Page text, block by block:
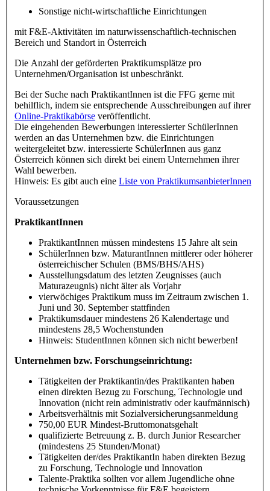
Sonstige nicht-wirtschaftliche Einrichtungen
mit F&E-Aktivitäten im naturwissenschaftlich-technischen
Bereich und Standort in Österreich
Die Anzahl der geförderten Praktikumsplätze pro
Unternehmen/Organisation ist unbeschränkt.
Bei der Suche nach PraktikantInnen ist die FFG gerne mit
behilflich, indem sie entsprechende Ausschreibungen auf ihrer
Online-Praktikabörse veröffentlicht.
Die eingehenden Bewerbungen interessierter SchülerInnen
werden an das Unternehmen bzw. die Einrichtungen
weitergeleitet bzw. interessierte SchülerInnen aus ganz
Österreich können sich direkt bei einem Unternehmen ihrer
Wahl bewerben.
Hinweis: Es gibt auch eine Liste von PraktikumsanbieterInnen
Voraussetzungen
PraktikantInnen
PraktikantInnen müssen mindestens 15 Jahre alt sein
SchülerInnen bzw. MaturantInnen mittlerer oder höherer
österreichischer Schulen (BMS/BHS/AHS)
Ausstellungsdatum des letzten Zeugnisses (auch
Maturazeugnis) nicht älter als Vorjahr
vierwöchiges Praktikum muss im Zeitraum zwischen 1.
Juni und 30. September stattfinden
Praktikumsdauer mindestens 26 Kalendertage und
mindestens 28,5 Wochenstunden
Hinweis: StudentInnen können sich nicht bewerben!
Unternehmen bzw. Forschungseinrichtung:
Tätigkeiten der Praktikantin/des Praktikanten haben
einen direkten Bezug zu Forschung, Technologie und
Innovation (nicht rein administrativ oder kaufmännisch)
Arbeitsverhältnis mit Sozialversicherungsanmeldung
750,00 EUR Mindest-Bruttomonatsgehalt
qualifizierte Betreuung z. B. durch Junior Researcher
(mindestens 25 Stunden/Monat)
Tätigkeiten der/des PraktikantIn haben direkten Bezug
zu Forschung, Technologie und Innovation
Talente-Praktika sollten vor allem Jugendliche ohne